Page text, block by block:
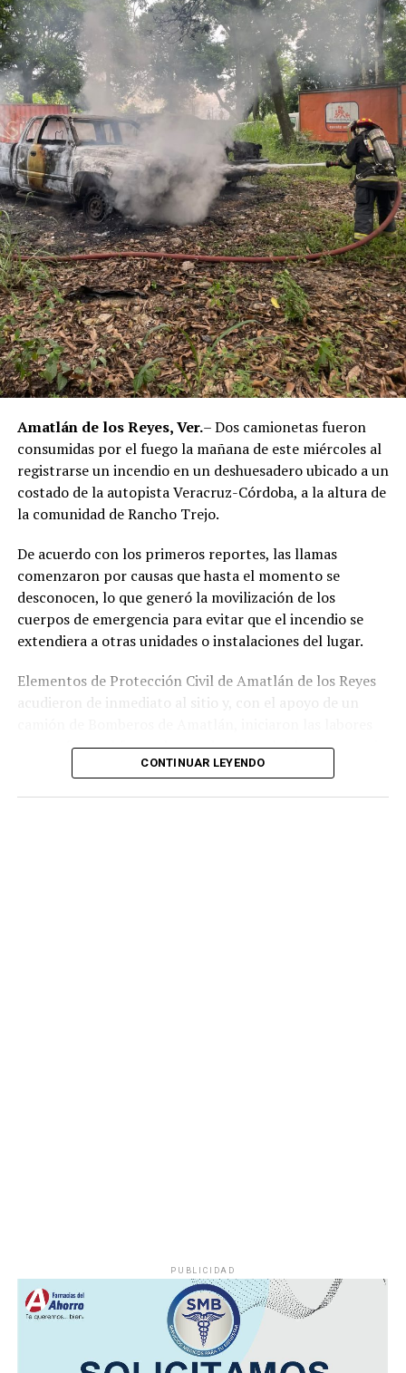
Los ahora sentenciados formaban parte de la Policía
Municipal de Coscomatepec durante la administración
del alcalde de Movimiento Ciudadano, Armando Reyes
Muñoz, y permanecerán recluidos en el Centro de
Reinserción Social de Mediana Seguridad de La Toma, en
Amatlán de los Reyes, donde cumplirán la condena.
Aunque durante el operativo fueron detenidos siete
policías municipales, la sentencia dada a conocer
corresponde únicamente a seis de ellos. Hasta el
momento, las autoridades no han informado la situación
jurídica del séptimo implicado.
El caso evidenció presuntas irregularidades dentro de la
corporación policiaca y motivó la intervención de
autoridades estatales y federales, en un contexto de
reforzamiento de las investigaciones contra servidores
públicos relacionados con actividades ilícitas en la
La sentencia representa uno de los primeros fallos
derivados de aquel operativo y confirma la
responsabilidad penal de los exuniformados por delitos
relacionados con la posesión de droga y el
públicos.
Amatlán de los Reyes, Ver.– Dos camionetas fueron
consumidas por el fuego la mañana de este miércoles al
registrarse un incendio en un deshuesadero ubicado a un
costado de la autopista Veracruz-Córdoba, a la altura de
la comunidad de Rancho Trejo.
De acuerdo con los primeros reportes, las llamas
comenzaron por causas que hasta el momento se
desconocen, lo que generó la movilización de los
cuerpos de emergencia para evitar que el incendio se
extendiera a otras unidades o instalaciones del lugar.
Elementos de Protección Civil de Amatlán de los Reyes
acudieron de inmediato al sitio y, con el apoyo de un
para sofocar el fuego, logrando controlar la emergencia
tras varios minutos de trabajo.
CONTINUAR LEYENDO
PUBLICIDAD